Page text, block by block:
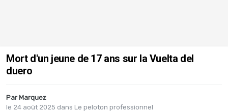
Mort d'un jeune de 17 ans sur la Vuelta del
duero
Par Marquez
le 24 août 2025 dans Le peloton professionnel